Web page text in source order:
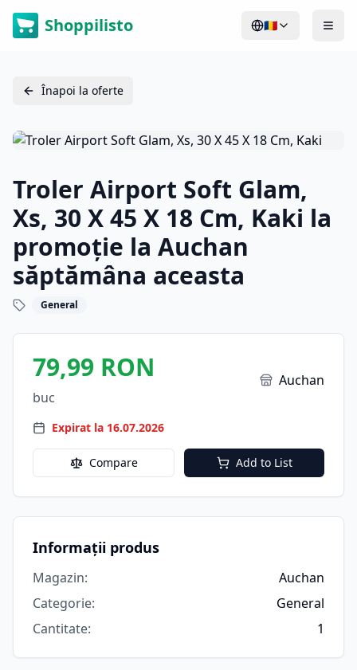
Shoppilisto 🇷🇴
Înapoi la oferte
Troler Airport Soft Glam,
Xs, 30 X 45 X 18 Cm, Kaki la
promoție la Auchan
săptămâna aceasta
General
79,99 RON
buc
Auchan
Expirat la 16.07.2026
Compare Add to List
Informații produs
Magazin:
Auchan
Categorie:
General
Cantitate: 1